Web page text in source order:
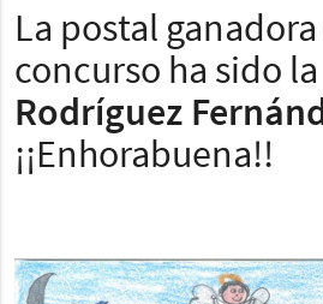
La postal
concurso ha sido
Rodríguez
¡¡Enhorabuena!!